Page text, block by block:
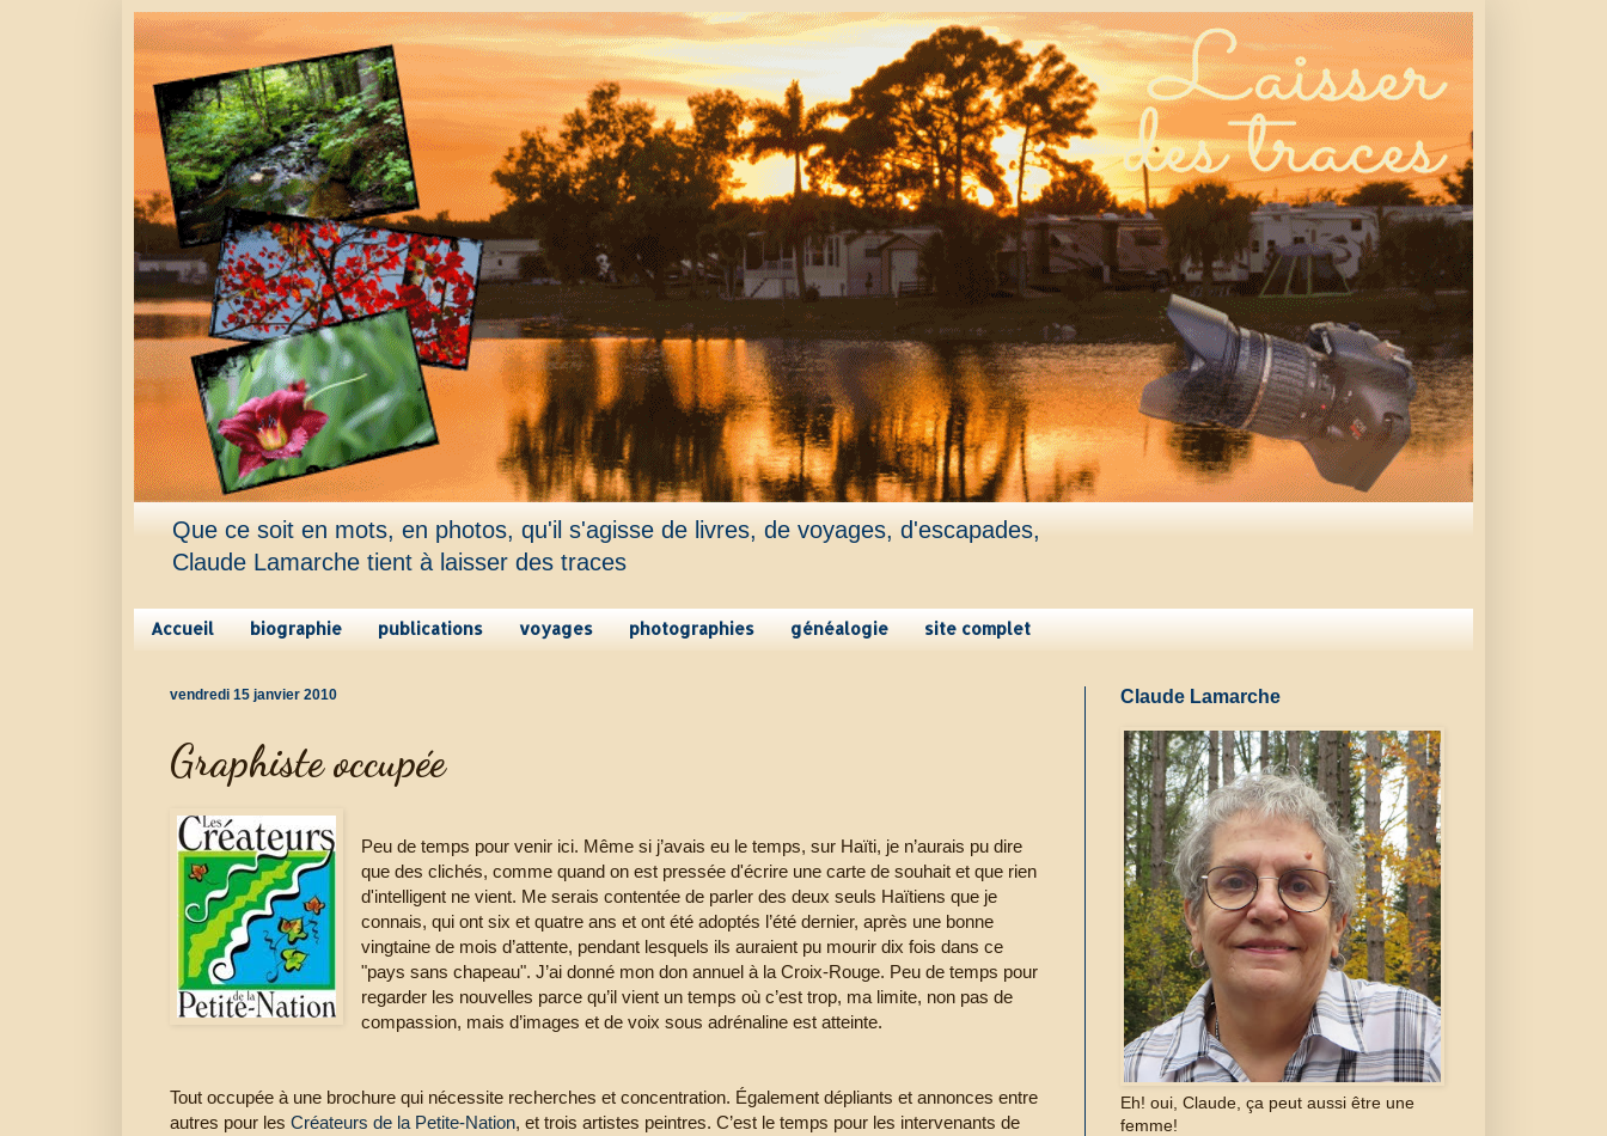
Que ce soit en mots, en photos, qu'il s'agisse de livres, de voyages, d'escapades,
Claude Lamarche tient à laisser des traces
Accueil biographie publications voyages photographies généalogie site complet
vendredi 15 janvier 2010
Graphiste occupée
Peu de temps pour venir ici. Même si j’avais eu le temps, sur Haïti, je n’aurais pu dire
que des clichés, comme quand on est pressée d'écrire une carte de souhait et que rien
d'intelligent ne vient. Me serais contentée de parler des deux seuls Haïtiens que je
connais, qui ont six et quatre ans et ont été adoptés l’été dernier, après une bonne
vingtaine de mois d’attente, pendant lesquels ils auraient pu mourir dix fois dans ce
"pays sans chapeau". J’ai donné mon don annuel à la Croix-Rouge. Peu de temps pour
regarder les nouvelles parce qu’il vient un temps où c’est trop, ma limite, non pas de
compassion, mais d’images et de voix sous adrénaline est atteinte.
Tout occupée à une brochure qui nécessite recherches et concentration. Également dépliants et annonces entre
autres pour les Créateurs de la Petite-Nation, et trois artistes peintres. C’est le temps pour les intervenants de
Claude Lamarche
Eh! oui, Claude, ça peut aussi être une
femme!